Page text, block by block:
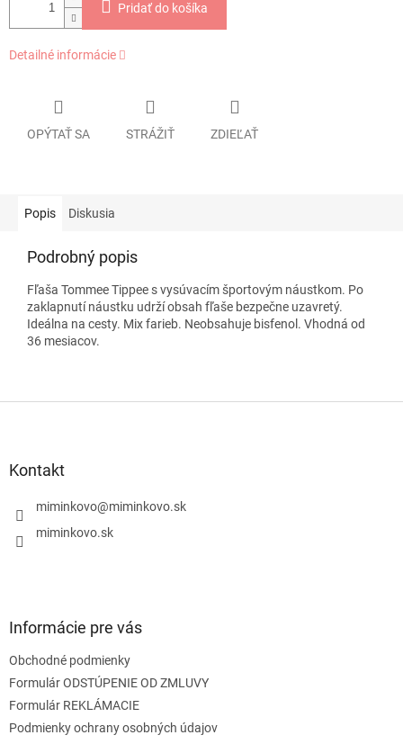
Pridať do košíka
Detailné informácie
OPÝTAŤ SA STRÁŽIŤ ZDIEĽAŤ
Popis Diskusia
Podrobný popis
Fľaša Tommee Tippee s vysúvacím športovým náustkom. Po
zaklapnutí náustku udrží obsah fľaše bezpečne uzavretý.
Ideálna na cesty. Mix farieb. Neobsahuje bisfenol. Vhodná od
36 mesiacov.
Kontakt
miminkovo@miminkovo.sk
miminkovo.sk
Informácie pre vás
Obchodné podmienky
Formulár ODSTÚPENIE OD ZMLUVY
Formulár REKLÁMACIE
Podmienky ochrany osobných údajov